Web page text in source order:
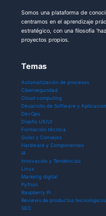
Somos una plataforma de
centramos en el aprendizaje
estratégico, con una filosofía
proyectos propios.
Temas
Automatización de procesos
Ciberseguridad
Cloud computing
Desarrollo de Software y
DevOps
Diseño UX/UI
Formación técnica
Guías y Consejos
Hardware y Componentes
IA
Innovación y Tendencias
Linux
Marketig digital
Python
Raspberry Pi
Reviews de productos tecnológicos
SEO